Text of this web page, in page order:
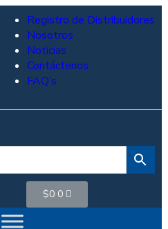
Registro de Distribuidores
Nosotros
Noticias
Contáctenos
FAQ’s
$0 0